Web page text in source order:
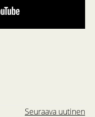
Seuraava uutinen